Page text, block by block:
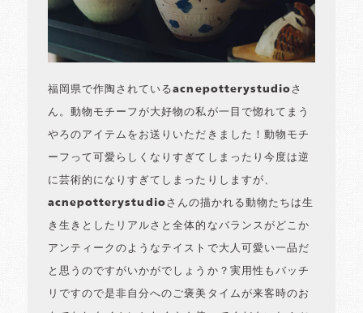
福岡県で作陶されているacnepotterystudioさ
ん。動物モチーフが大好物の私が一目で惚れてまう
やろのアイテムをお送りいただきました！動物モチ
ーフって可愛らしくなりすぎてしまったり今度は逆
に芸術的になりすぎてしまったりしますが、
acnepotterystudioさんの描かれる動物たちは生
き生きとしたリアルさと全体的なバランスがどこか
アンティークのようなテイストで大人可愛い一品だ
と思うのですがいかがでしょうか？実用性もバッチ
リですので是非自分へのご褒美タイムが来客時のお